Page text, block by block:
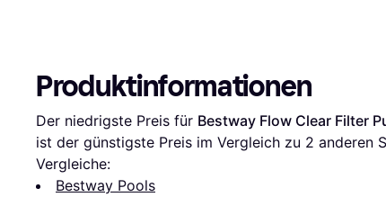
Produktinformationen
Der niedrigste Preis für Bestway Flow Clear Filter
ist der günstigste Preis im Vergleich zu 2 anderen
Vergleiche:
Bestway Pools